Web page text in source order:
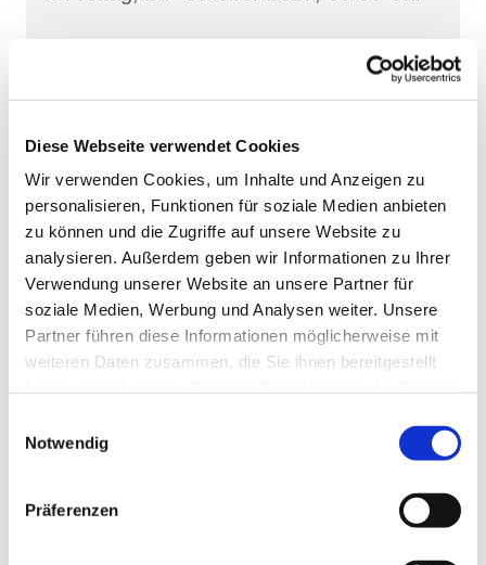
Diese Webseite verwendet Cookies
Wir verwenden Cookies, um Inhalte und Anzeigen zu
personalisieren, Funktionen für soziale Medien anbieten
zu können und die Zugriffe auf unsere Website zu
analysieren. Außerdem geben wir Informationen zu Ihrer
Verwendung unserer Website an unsere Partner für
soziale Medien, Werbung und Analysen weiter. Unsere
Partner führen diese Informationen möglicherweise mit
weiteren Daten zusammen, die Sie ihnen bereitgestellt
Notwendig
Präferenzen
Maria Rosenkranzkönigin, Demmin,
Reiferstraße 2A, 17109 Demmin